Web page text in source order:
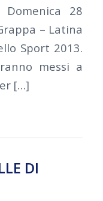
Domenica 28
– Latina
Sport 2013.
messi a
[…]
DI